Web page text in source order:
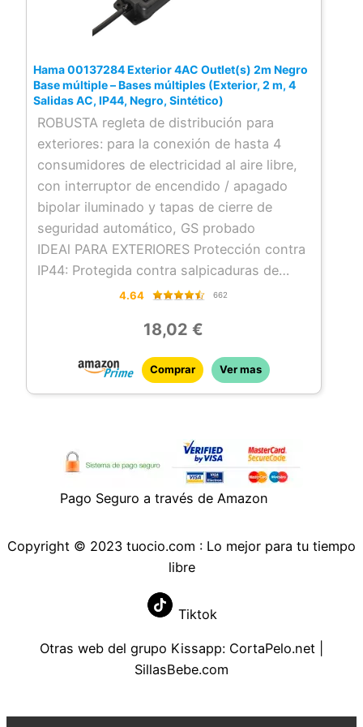
transversal del cable: 1,5 mm², tensión de
funcionamiento: 230 V, carga conectada
Hama 00137284 Exterior 4AC Outlet(s) 2m Negro
Base múltiple – Bases múltiples (Exterior, 2 m, 4
Salidas AC, IP44, Negro, Sintético)
ROBUSTA regleta de distribución para
exteriores: para la conexión de hasta 4
consumidores de electricidad al aire libre,
con interruptor de encendido / apagado
bipolar iluminado y tapas de cierre de
seguridad automático, GS probado
IDEAl PARA EXTERIORES Protección contra
IP44: Protegida contra salpicaduras de
agua y cuerpos extraños sólidos con un
continuo en jardines, garajes, sitios de
construcción, etc., cables H07RN-F para
altas cargas mecánicas
PERFECTO para montaje en pared: orificios
distribuidor de zócalo a la pared
Inserciones de zócalo girados 45 °: Ideal
para enchufe en ángulo, contacto de
conexión a tierra, conector de contorno y
transversal del cable: 1,5 mm², tensión de
funcionamiento: 230 V, carga conectada
Volumen de suministro: 1 regleta
4.64 662
18,02 €
Comprar Ver mas
Pago Seguro a través de Amazon
Copyright © 2023 tuocio.com : Lo mejor para tu tiempo
libre
Tiktok
Otras web del grupo Kissapp: CortaPelo.net
SillasBebe.com